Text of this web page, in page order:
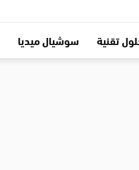
تقنية سوشيال ميديا